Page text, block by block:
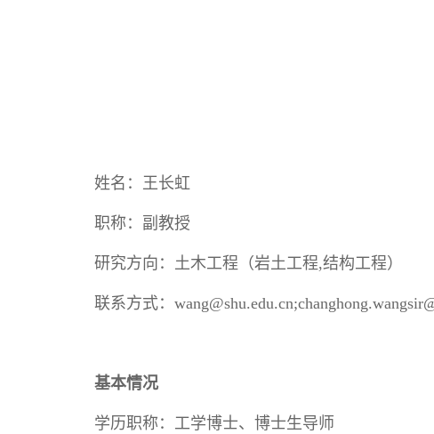
姓名：王长虹
职称：副教授
研究方向：土木工程（岩土工程,结构工程）
联系方式：
基本情况
学历职称：工学博士、博士生导师